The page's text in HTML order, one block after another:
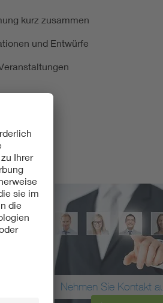
kurz zusammen
und Entwürfe
Nehmen Sie Kontakt